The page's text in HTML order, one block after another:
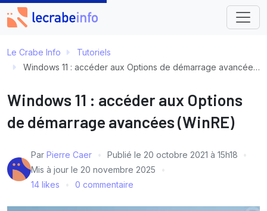
Le Crabe Info
Tutoriels
Windows 11 : accéder aux Options de démarrage avancées (WinRE)
Windows 11 : accéder aux Options
de démarrage avancées (WinRE)
Par Pierre Caer Publié le 20 octobre 2021 à 15h18
Mis à jour le 20 novembre 2025
14 likes
0 commentaire